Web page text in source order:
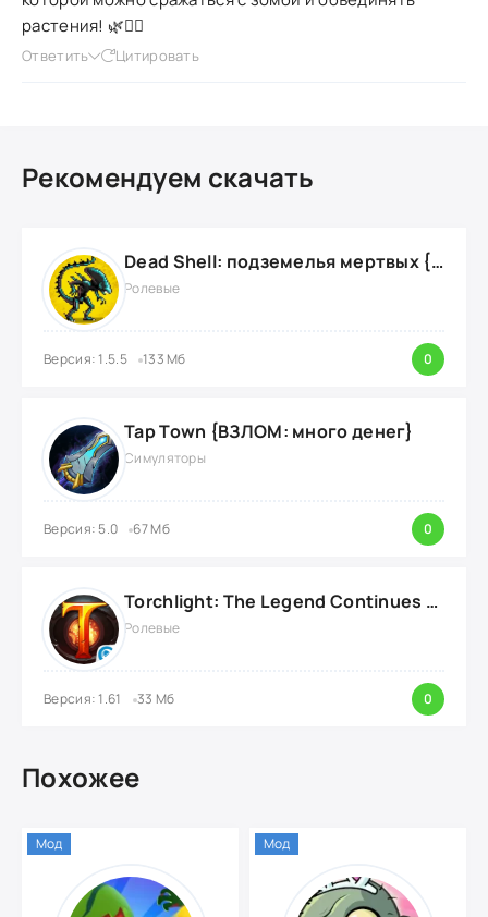
растения! 🌿🧟‍♂️
Ответить Цитировать
Рекомендуем скачать
Dead Shell: подземелья мертвых {ВЗЛОМ: на деньги}
Ролевые
Версия: 1.5.5 133 Мб 0
Tap Town {ВЗЛОМ: много денег}
Симуляторы
Версия: 5.0 67 Мб 0
Torchlight: The Legend Continues {ВЗЛОМ: Режим Бога}
Ролевые
Версия: 1.61 33 Мб 0
Похожее
Мод Мод